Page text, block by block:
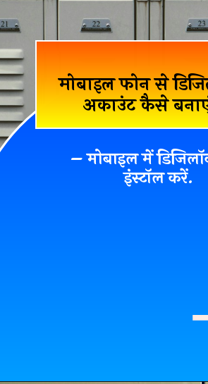
मोबाइल फोन से
अकाउंट कैसे
– मोबाइल में
इंस्टॉल करें.